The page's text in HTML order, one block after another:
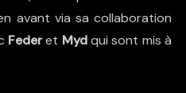
avant via sa collaboration
Federet Mydqui sont mis à